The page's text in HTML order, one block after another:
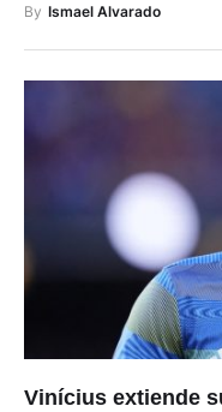
By Ismael Alvarado
Vinícius extiende